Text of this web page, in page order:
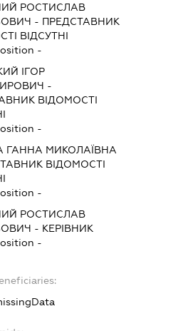
РОСТИСЛАВ
- ПРЕДСТАВНИК
ВІДСУТНІ
-
ІГОР
-
ВІДОМОСТІ
-
ГАННА МИКОЛАЇВНА
ВІДОМОСТІ
-
РОСТИСЛАВ
- КЕРІВНИК
-